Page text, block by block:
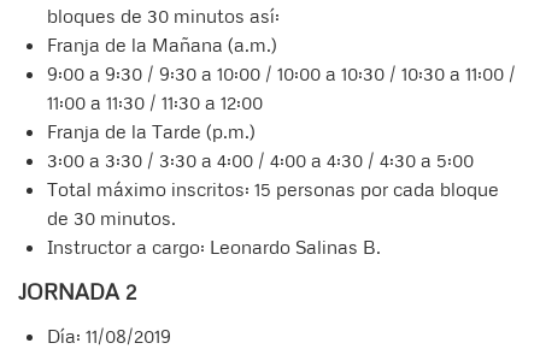
bloques de 30 minutos así:
Franja de la Mañana (a.m.)
9:00 a 9:30 / 9:30 a 10:00 / 10:00 a 10:30 / 10:30 a 11:00 /
11:00 a 11:30 / 11:30 a 12:00
Franja de la Tarde (p.m.)
3:00 a 3:30 / 3:30 a 4:00 / 4:00 a 4:30 / 4:30 a 5:00
Total máximo inscritos: 15 personas por cada bloque
de 30 minutos.
Instructor a cargo: Leonardo Salinas B.
JORNADA 2
Día: 11/08/2019